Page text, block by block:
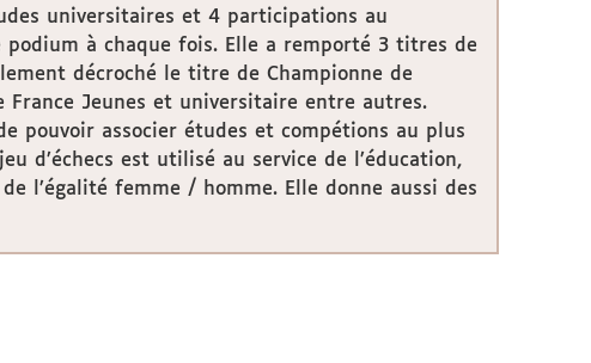
universitaires et 4 participations au
podium à chaque fois. Elle a remporté 3 titres de
décroché le titre de Championne de
France Jeunes et universitaire entre autres.
pouvoir associer études et compétions au plus
d’échecs est utilisé au service de l’éducation,
l’égalité femme / homme. Elle donne aussi des